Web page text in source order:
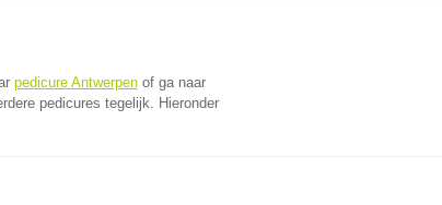
pedicure Antwerpenof ga naar
pedicures tegelijk. Hieronder